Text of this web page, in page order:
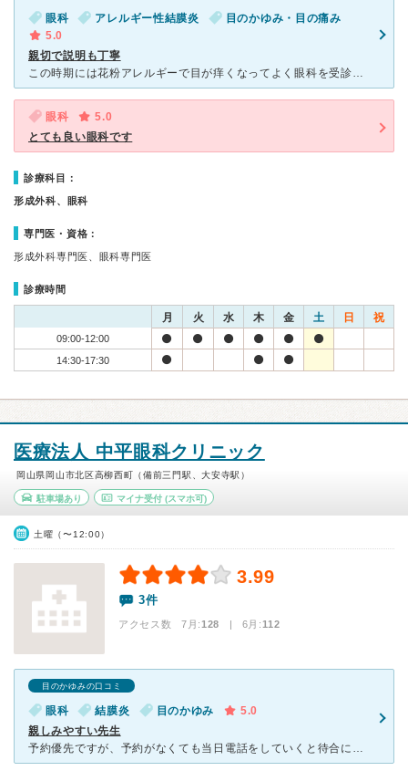
眼科 アレルギー性結膜炎
目のかゆみ・目の痛み
5.0
親切で説明も丁寧
この時期には花粉アレルギーで目が痒くなってよく眼科を受診します。2年前転勤で津山市に来たので今回２回目の受診です。1年前の同じ時期も受診しましたが、窓口の対応なども丁寧だったので眼科に行くならこちらの
眼科
5.0
とても良い眼科です
診療科目：
形成外科、眼科
専門医・資格：
形成外科専門医、眼科専門医
診療時間
月 火 水 木 金 土 日 祝
09:00-12:00
14:30-17:30
医療法人 中平眼科クリニック
岡山県岡山市北区高柳西町（備前三門駅、大安寺駅）
駐車場あり マイナ受付(スマホ可)
土曜（〜12:00）
3.99
3件
アクセス数 7月:128 | 6月:112
目のかゆみの口コミ
眼科 結膜炎 目のかゆみ
5.0
親しみやすい先生
予約優先ですが、予約がなくても当日電話をしていくと待合に５，６人はいますが大体10分～15分くらいで診察してもらえます。おじいちゃんおばあちゃんの患者さんが多い感じです。先生もとっても親しみやすく質問